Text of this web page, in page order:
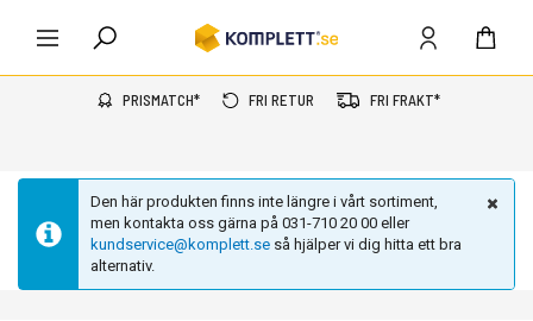
PRISMATCH* FRI RETUR FRI FRAKT*
Den här produkten finns inte längre i vårt sortiment,
men kontakta oss gärna på 031-710 20 00 eller
kundservice@komplett.se så hjälper vi dig hitta ett bra
alternativ.